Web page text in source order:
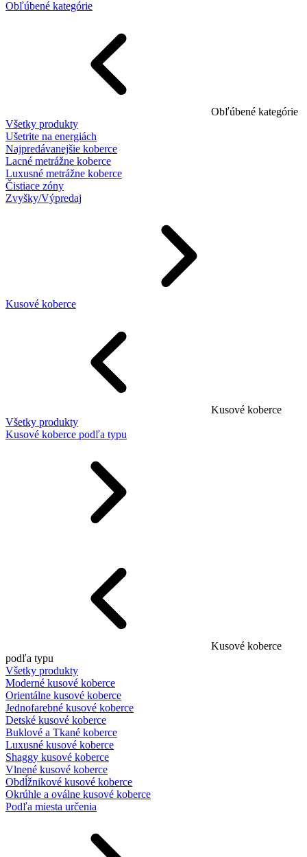
Obľúbené kategórie
Obľúbené kategórie
Všetky produkty
Ušetrite na energiách
Najpredávanejšie koberce
Lacné metrážne koberce
Luxusné metrážne koberce
Čistiace zóny
Zvyšky/Výpredaj
Kusové koberce
Kusové koberce
Všetky produkty
Kusové koberce podľa typu
Kusové koberce
podľa typu
Všetky produkty
Moderné kusové koberce
Orientálne kusové koberce
Jednofarebné kusové koberce
Detské kusové koberce
Buklové a Tkané koberce
Luxusné kusové koberce
Shaggy kusové koberce
Vlnené kusové koberce
Obdĺžnikové kusové koberce
Okrúhle a oválne kusové koberce
Podľa miesta určenia